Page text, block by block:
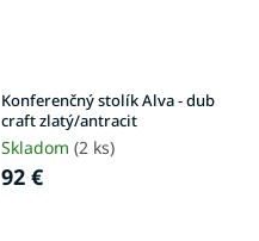
Konferenčný stolík Alva - dub
craft zlatý/antracit
Skladom (2 ks)
92 €